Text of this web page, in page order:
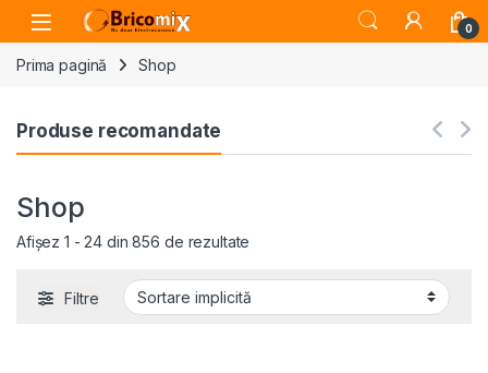
Skip to navigation
Skip to content
Open 0
Prima pagină Shop
Produse recomandate
Shop
Afișez 1 - 24 din 856 de rezultate
Filtre